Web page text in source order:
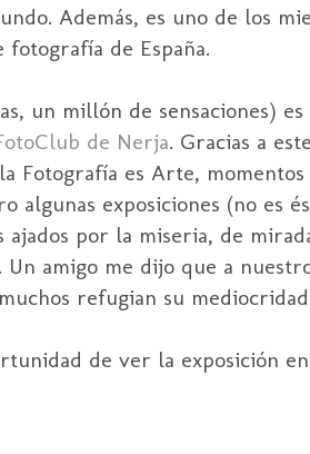
Además, es uno de los
fotografía de España.
un millón de sensaciones)
de Nerja. Gracias a
Fotografía es Arte,
algunas exposiciones (no es
por la miseria, de
Un amigo me dijo que a
refugian su
de ver la exposición